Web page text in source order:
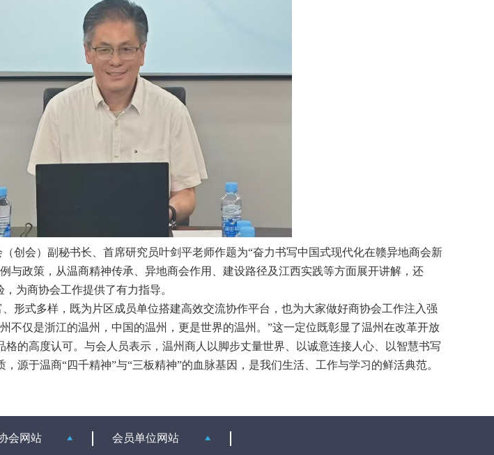
创会）副秘书长、首席研究员叶剑平老师作题为“奋力书写中国式现代化在赣异地商会新
与政策，从温商精神传承、异地商会作用、建设路径及江西实践等方面展开讲解，还
为商协会工作提供了有力指导。
形式多样，既为片区成员单位搭建高效交流协作平台，也为大家做好商协会工作注入强
不仅是浙江的温州，中国的温州，更是世界的温州。”这一定位既彰显了温州在改革开放
格的高度认可。与会人员表示，温州商人以脚步丈量世界、以诚意连接人心、以智慧书写
源于温商“四千精神”与“三板精神”的血脉基因，是我们生活、工作与学习的鲜活典范。